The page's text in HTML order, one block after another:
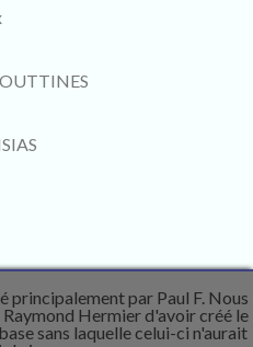
principalement par Paul F. Nous
Hermier d'avoir créé le
sans laquelle celui-ci n'aurait